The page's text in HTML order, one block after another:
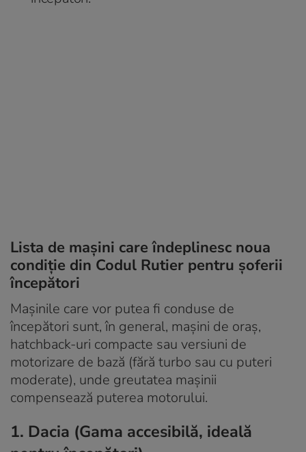
Lista de mașini care îndeplinesc noua
condiție din Codul Rutier pentru șoferii
începători
Mașinile care vor putea fi conduse de
începători sunt, în general, mașini de oraș,
hatchback-uri compacte sau versiuni de
motorizare de bază (fără turbo sau cu puteri
moderate), unde greutatea mașinii
compensează puterea motorului.
1. Dacia (Gama accesibilă, ideală